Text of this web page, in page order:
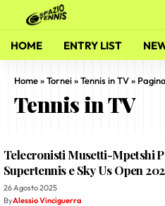
HOME ENTRY LIST
Home»Tornei»Tennis in TV»
Tennis in TV
Telecronisti Musetti-Mpetshi
Supertennis e Sky Us Open
26 Agosto 2025
ByAlessio Vinciguerra